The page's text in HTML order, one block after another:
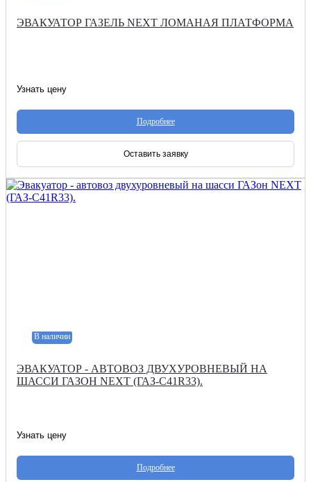
ЭВАКУАТОР ГАЗЕЛЬ NEXT ЛОМАНАЯ ПЛАТФОРМА
Узнать цену
Подробнее
Оставить заявку
В наличии
ЭВАКУАТОР - АВТОВОЗ ДВУХУРОВНЕВЫЙ НА
ШАССИ ГАЗОН NEXT (ГАЗ-С41R33).
Узнать цену
Подробнее